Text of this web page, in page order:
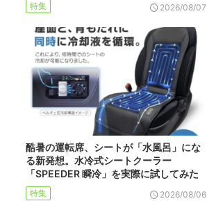
特集 2026/08/07
酷暑の運転席、シートが「水風呂」にな
る新発想。水冷式シートクーラー
「SPEEDER 瞬冷」を実際に試してみた
特集 2026/08/06